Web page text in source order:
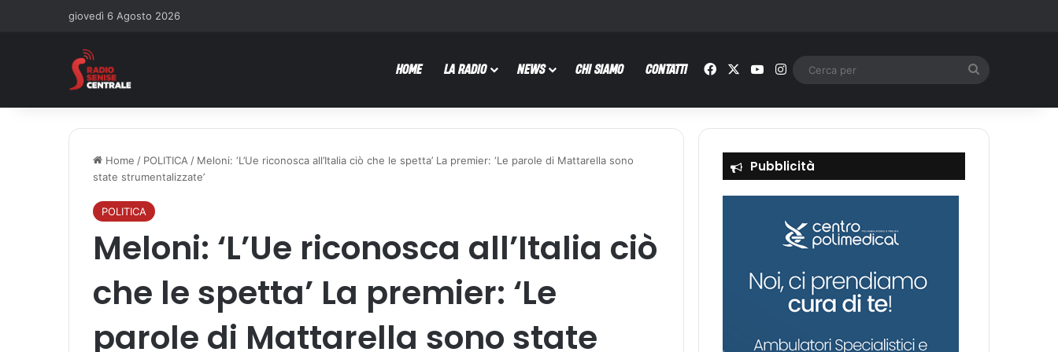
giovedì 6 Agosto 2026
HOME LA RADIO NEWS CHI SIAMO CONTATTI Facebook You TubeInstagram
Home / POLITICA / Meloni: ‘L’Ue riconosca all’Italia ciò che le spetta’ La premier: ‘Le parole di Mattarella sono
state strumentalizzate’
POLITICA
Meloni: ‘L’Ue riconosca all’Italia ciò
che le spetta’ La premier: ‘Le
parole di Mattarella sono state
Pubblicità